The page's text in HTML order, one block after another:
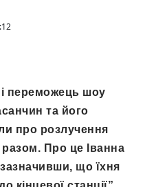
переможець шоу
та його
про розлучення
Про це Іванна
що їхня